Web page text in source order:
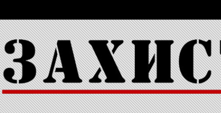
to
content